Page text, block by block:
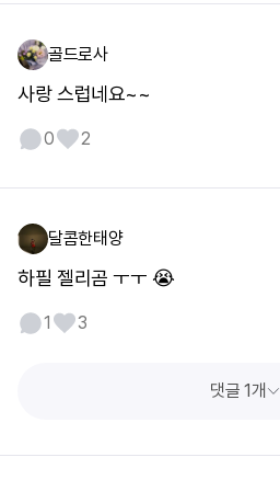
골드로사
사랑 스럽네요~~
0 2
달콤한태양
하필 젤리곰 ㅜㅜ 😭
1 3
댓글 1개